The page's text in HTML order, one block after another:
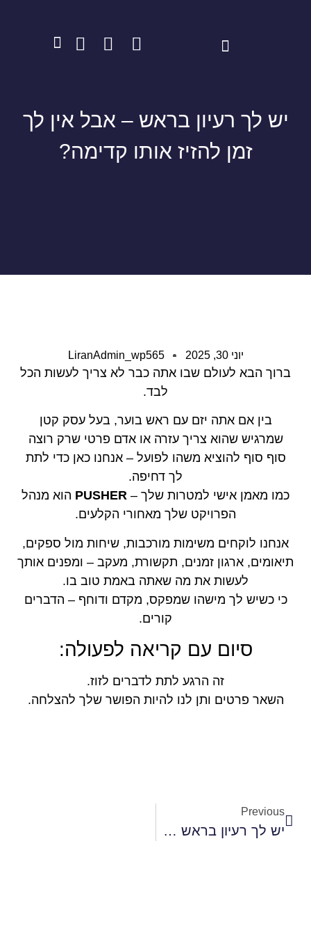
יש לך רעיון בראש – אבל אין לך
זמן להזיז אותו קדימה?
יוני 30, 2025 LiranAdmin_wp565
ברוך הבא לעולם שבו אתה כבר לא צריך לעשות הכל
לבד.
בין אם אתה יזם עם ראש בוער, בעל עסק קטן
שמרגיש שהוא צריך עזרה או אדם פרטי שרק רוצה
סוף סוף להוציא משהו לפועל – אנחנו כאן כדי לתת
לך דחיפה.
כמו מאמן אישי למטרות שלך – PUSHER הוא מנהל
הפרויקט שלך מאחורי הקלעים.
אנחנו לוקחים משימות מורכבות, שיחות מול ספקים,
תיאומים, ארגון זמנים, תקשורת, מעקב – ומפנים אותך
לעשות את מה שאתה באמת טוב בו.
כי כשיש לך מישהו שמפקס, מקדם ודוחף – הדברים
קורים.
סיום עם קריאה לפעולה:
זה הרגע לתת לדברים לזוז.
השאר פרטים ותן לנו להיות הפושר שלך להצלחה.
Previous
יש לך רעיון בראש – אבל אין לך זמן להזיז אותו קדימה?